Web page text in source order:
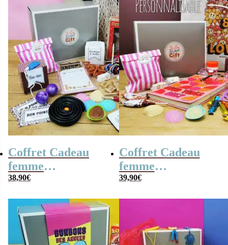
Coffret Cadeau
femme
« Génération 60 »
cadeau Femme
38,90€
Coffret Cadeau
femme
« Génération 70 »
39,90€